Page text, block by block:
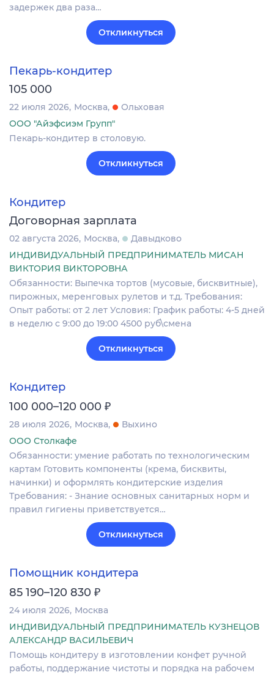
задержек два раза…
Откликнуться
Пекарь-кондитер
105 000
22 июля 2026 Москва
Ольховая
ООО "Айэфсиэм Групп"
Пекарь-кондитер в столовую.
Откликнуться
Кондитер
Договорная зарплата
02 августа 2026 Москва
Давыдково
ИНДИВИДУАЛЬНЫЙ ПРЕДПРИНИМАТЕЛЬ МИСАН
ВИКТОРИЯ ВИКТОРОВНА
Обязанности: Выпечка тортов (мусовые, бисквитные),
пирожных, меренговых рулетов и т.д. Требования:
Опыт работы: от 2 лет Условия: График работы: 4-5 дней
в неделю с 9:00 до 19:00 4500 руб\смена
Откликнуться
Кондитер
100 000–120 000 ₽
28 июля 2026 Москва
Выхино
ООО Столкафе
Обязанности: умение работать по технологическим
картам Готовить компоненты (крема, бисквиты,
начинки) и оформлять кондитерские изделия
Требования: - Знание основных санитарных норм и
правил гигиены приветствуется…
Откликнуться
Помощник кондитера
85 190–120 830 ₽
24 июля 2026 Москва
ИНДИВИДУАЛЬНЫЙ ПРЕДПРИНИМАТЕЛЬ КУЗНЕЦОВ
АЛЕКСАНДР ВАСИЛЬЕВИЧ
Помощь кондитеру в изготовлении конфет ручной
работы, поддержание чистоты и порядка на рабочем